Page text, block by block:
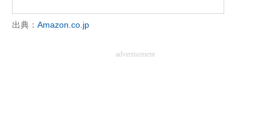
ITエンジニア向け専門サイト
企業向けIT製品の総合サイト
出典： Amazon.co.jp
advertisement